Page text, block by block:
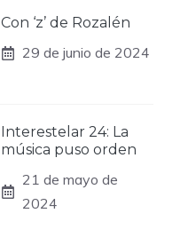
Con ‘z’ de Rozalén
29 de junio de 2024
Interestelar 24: La
música puso orden
21 de mayo de
2024